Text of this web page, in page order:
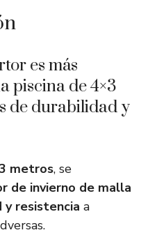
es más
piscina de 4×3
de durabilidad y
metros, se
de invierno de malla
y resistencia a